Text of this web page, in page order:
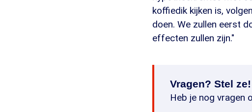
koffiedik kijken is,
doen. We zullen eerst
effecten zullen zijn."
Vragen? Stel ze!
Heb je nog vragen